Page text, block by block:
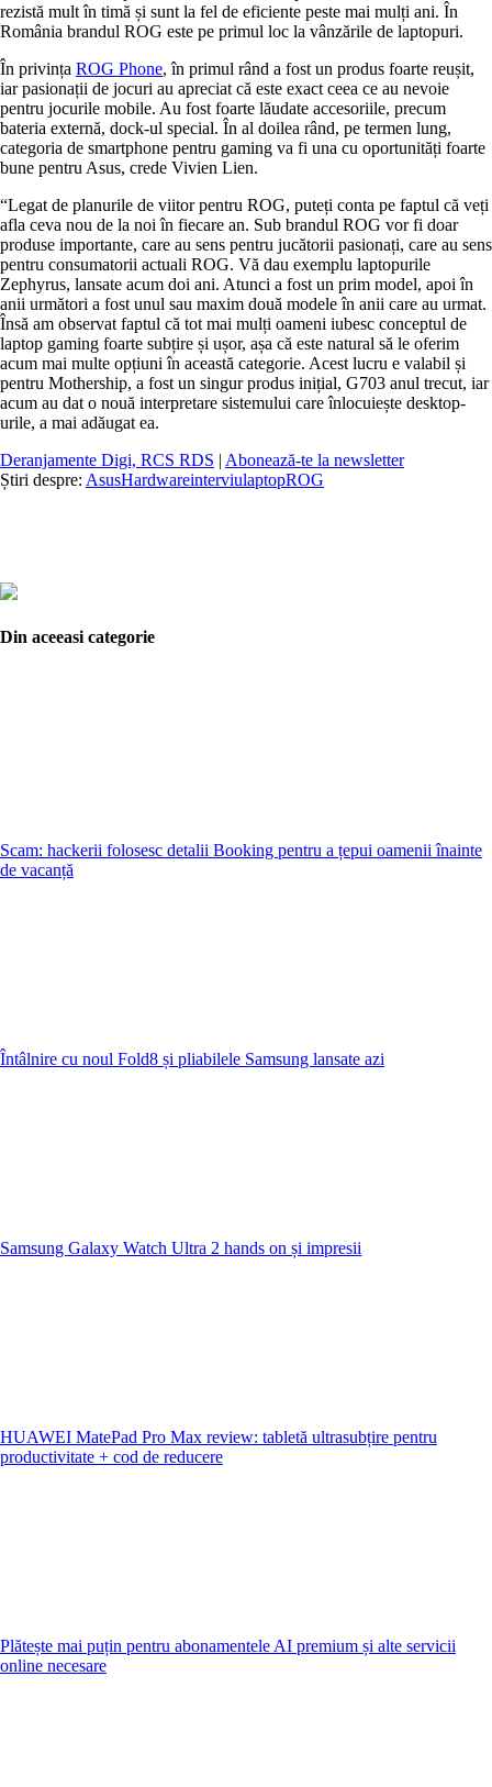
rezistă mult în timă și sunt la fel de eficiente peste mai mulți ani. În
România brandul ROG este pe primul loc la vânzările de laptopuri.
În privința ROG Phone, în primul rând a fost un produs foarte reușit,
iar pasionații de jocuri au apreciat că este exact ceea ce au nevoie
pentru jocurile mobile. Au fost foarte lăudate accesoriile, precum
bateria externă, dock-ul special. În al doilea rând, pe termen lung,
categoria de smartphone pentru gaming va fi una cu oportunități foarte
bune pentru Asus, crede Vivien Lien.
“Legat de planurile de viitor pentru ROG, puteți conta pe faptul că veți
afla ceva nou de la noi în fiecare an. Sub brandul ROG vor fi doar
produse importante, care au sens pentru jucătorii pasionați, care au sens
pentru consumatorii actuali ROG. Vă dau exemplu laptopurile
Zephyrus, lansate acum doi ani. Atunci a fost un prim model, apoi în
anii următori a fost unul sau maxim două modele în anii care au urmat.
Însă am observat faptul că tot mai mulți oameni iubesc conceptul de
laptop gaming foarte subțire și ușor, așa că este natural să le oferim
acum mai multe opțiuni în această categorie. Acest lucru e valabil și
pentru Mothership, a fost un singur produs inițial, G703 anul trecut, iar
acum au dat o nouă interpretare sistemului care înlocuiește desktop-
urile, a mai adăugat ea.
Deranjamente Digi, RCS RDS | Abonează-te la newsletter
Știri despre: AsusHardwareinterviulaptopROG
Din aceeasi categorie
Scam: hackerii folosesc detalii Booking pentru a țepui oamenii înainte
de vacanță
Întâlnire cu noul Fold8 și pliabilele Samsung lansate azi
Samsung Galaxy Watch Ultra 2 hands on și impresii
HUAWEI MatePad Pro Max review: tabletă ultrasubțire pentru
productivitate + cod de reducere
Plătește mai puțin pentru abonamentele AI premium și alte servicii
online necesare